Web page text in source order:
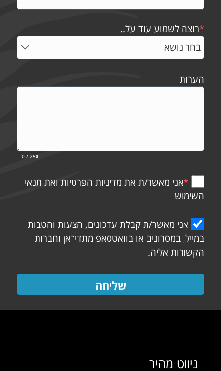
*רוצה לשמוע עוד על..
הערות
0 / 250
*אני מאשר/ת את מדיניות הפרטיות ואת תנאי
השימוש
אני מאשר/ת קבלת עדכונים, הצעות והטבות
במייל, במסרונים או בוואטסאפ מתדיראן וחברות
הקשורות אליה.
שליחה
ניווט מהיר